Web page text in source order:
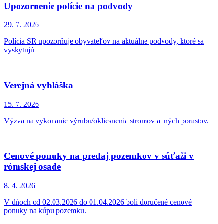
Upozornenie polície na podvody
29. 7. 2026
Polícia SR upozorňuje obyvateľov na aktuálne podvody, ktoré sa
vyskytujú.
Verejná vyhláška
15. 7. 2026
Výzva na vykonanie výrubu/okliesnenia stromov a iných porastov.
Cenové ponuky na predaj pozemkov v súťaži v
rómskej osade
8. 4. 2026
V dňoch od 02.03.2026 do 01.04.2026 boli doručené cenové
ponuky na kúpu pozemku.